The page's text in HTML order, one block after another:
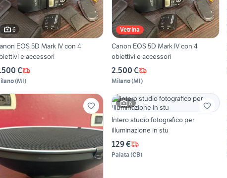
6
EOS 5D Mark IV con 4
e accessori
€
(MI)
Vetrina
Canon EOS 5D Mark IV con 4
obiettivi e accessori
2.500 €
Milano(MI)
6
Intero studio fotografico per
illuminazione in stu
129 €
Palata (CB)